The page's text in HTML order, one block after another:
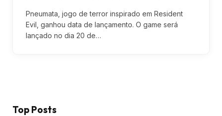
Pneumata, jogo de terror inspirado em Resident
Evil, ganhou data de lançamento. O game será
lançado no dia 20 de…
Top Posts